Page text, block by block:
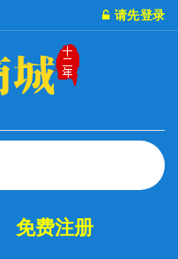
请先登录
免费注册